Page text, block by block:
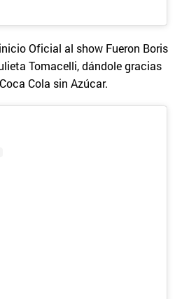
Oficial al show Fueron Boris
Tomacelli, dándole gracias
Cola sin Azúcar.